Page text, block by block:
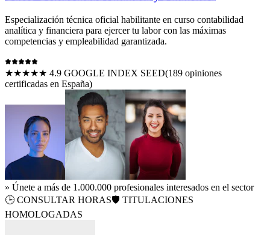
Especialización técnica oficial habilitante en curso contabilidad
analítica y financiera para ejercer tu labor con las máximas
competencias y empleabilidad garantizada.
★★★★★ 4.9 GOOGLE INDEX SEED(189 opiniones
certificadas en España)
» Únete a más de 1.000.000 profesionales interesados en el sector
🕒 CONSULTAR HORAS🛡️ TITULACIONES
HOMOLOGADAS